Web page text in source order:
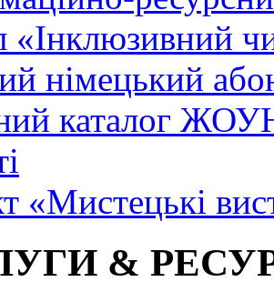
німецький
каталог
«Мистецькі
&